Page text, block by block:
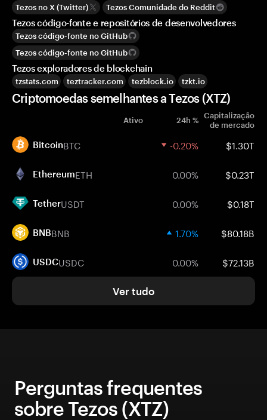
Tezos no X (Twitter) Tezos Comunidade do Reddit
Tezos código-fonte e repositórios de desenvolvedores
Tezos código-fonte no GitHub
Tezos código-fonte no GitHub
Tezos exploradores de blockchain
tzstats.com teztracker.com tezblock.io tzkt.io
Criptomoedas semelhantes a Tezos (XTZ)
Ativo 24h % Capitalização
de mercado
BitcoinBTC -0.20% $1.30T
EthereumETH 0.00% $0.23T
TetherUSDT 0.00% $0.18T
BNBBNB 1.70% $80.18B
USDCUSDC 0.00% $72.13B
Ver tudo
Perguntas frequentes
sobre Tezos (XTZ)